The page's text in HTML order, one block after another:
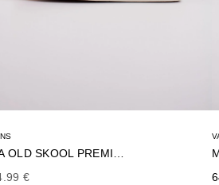
de oferta
€